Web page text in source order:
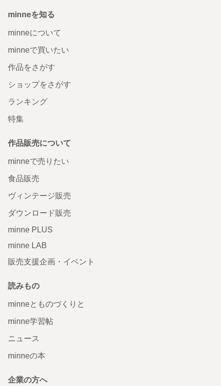
minneを知る
minneについて
minneで買いたい
作品をさがす
ショップをさがす
ランキング
特集
作品販売について
minneで売りたい
食品販売
ヴィンテージ販売
ダウンロード販売
minne PLUS
minne LAB
販売支援企画・イベント
読みもの
minneとものづくりと
minne学習帖
ニュース
minneの本
企業の方へ